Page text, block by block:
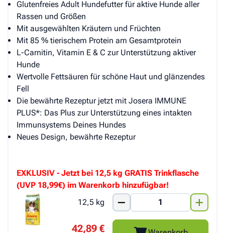
Glutenfreies Adult Hundefutter für aktive Hunde aller
Rassen und Größen
Mit ausgewählten Kräutern und Früchten
Mit 85 % tierischem Protein am Gesamtprotein
L-Carnitin, Vitamin E & C zur Unterstützung aktiver
Hunde
Wertvolle Fettsäuren für schöne Haut und glänzendes
Fell
Die bewährte Rezeptur jetzt mit Josera IMMUNE
PLUS*: Das Plus zur Unterstützung eines intakten
Immunsystems Deines Hundes
Neues Design, bewährte Rezeptur
EXKLUSIV - Jetzt bei 12,5 kg GRATIS Trinkflasche
(UVP 18,99€) im Warenkorb hinzufügbar!
12,5 kg
42,89 €